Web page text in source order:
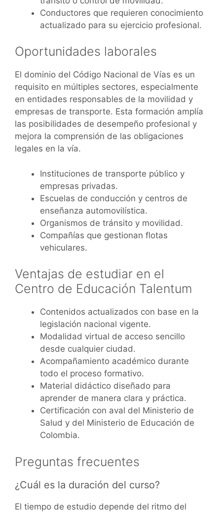
Conductores que requieren conocimiento
actualizado para su ejercicio profesional.
Oportunidades laborales
El dominio del Código Nacional de Vías es un
requisito en múltiples sectores, especialmente
en entidades responsables de la movilidad y
empresas de transporte. Esta formación amplía
las posibilidades de desempeño profesional y
mejora la comprensión de las obligaciones
legales en la vía.
Instituciones de transporte público y
empresas privadas.
Escuelas de conducción y centros de
enseñanza automovilística.
Organismos de tránsito y movilidad.
Compañías que gestionan flotas
vehiculares.
Ventajas de estudiar en el
Centro de Educación Talentum
Contenidos actualizados con base en la
legislación nacional vigente.
Modalidad virtual de acceso sencillo
desde cualquier ciudad.
Acompañamiento académico durante
todo el proceso formativo.
Material didáctico diseñado para
aprender de manera clara y práctica.
Certificación con aval del Ministerio de
Salud y del Ministerio de Educación de
Colombia.
Preguntas frecuentes
¿Cuál es la duración del curso?
El tiempo de estudio depende del ritmo del